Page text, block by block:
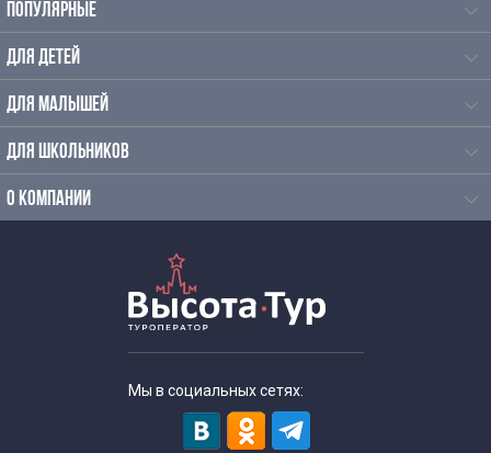
ПОПУЛЯРНЫЕ
ДЛЯ ДЕТЕЙ
ДЛЯ МАЛЫШЕЙ
ДЛЯ ШКОЛЬНИКОВ
О КОМПАНИИ
Мы в социальных сетях: